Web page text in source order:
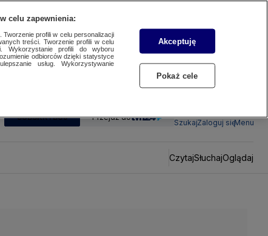
SUBSKRYBUJ Przejdź do
SzukajZaloguj sięMenu
CzytajSłuchajOglądaj
celu zapewnienia:
profili w celu personalizacji
treści. Tworzenie profili w celu
Wykorzystanie profili do wyboru
odbiorców dzięki statystyce
usług. Wykorzystywanie
Akceptuję
Pokaż cele